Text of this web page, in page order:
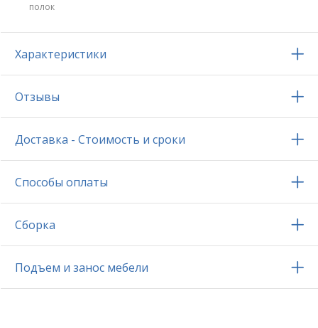
полок
Характеристики
Отзывы
Доставка - Стоимость и сроки
Способы оплаты
Сборка
Подъем и занос мебели